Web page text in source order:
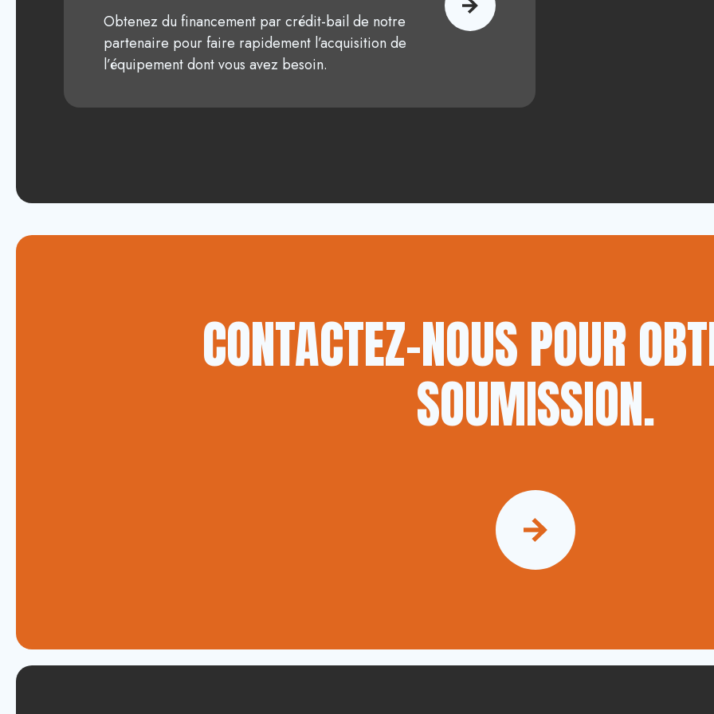
Obtenez du financement par crédit-bail de notre
partenaire pour faire rapidement l’acquisition de
l’équipement dont vous avez besoin.
CONTACTEZ-NOUS POUR
SOUMISSION.